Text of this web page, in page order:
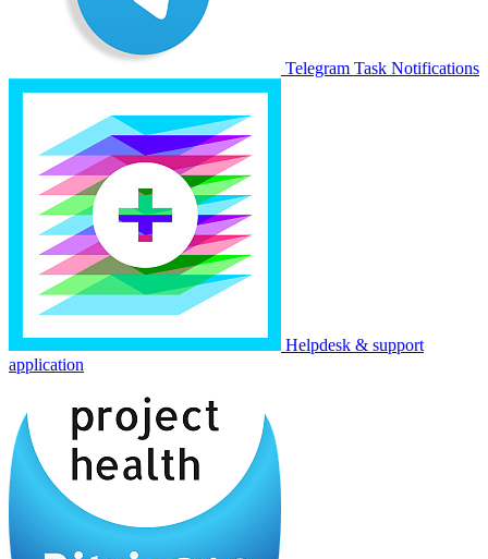
Telegram Task Notifications
Helpdesk & support
application